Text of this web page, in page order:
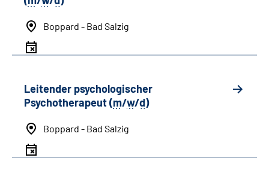
Boppard - Bad Salzig
Leitender psychologischer
Psychotherapeut (m/w/d)
Boppard - Bad Salzig